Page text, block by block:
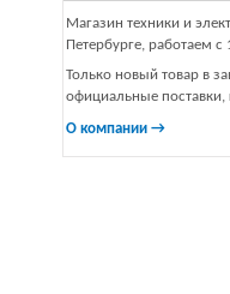
Магазин техники и
Петербурге, работаем с
Только новый товар в
официальные поставки,
О компании →